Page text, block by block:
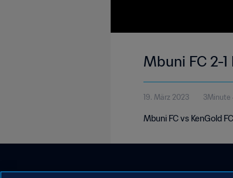
Mbuni FC 2-
19. März 2023 3Minute
Mbuni FC vs KenGold